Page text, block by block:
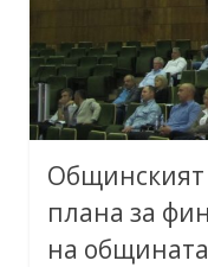
Общинският
плана за
на общината